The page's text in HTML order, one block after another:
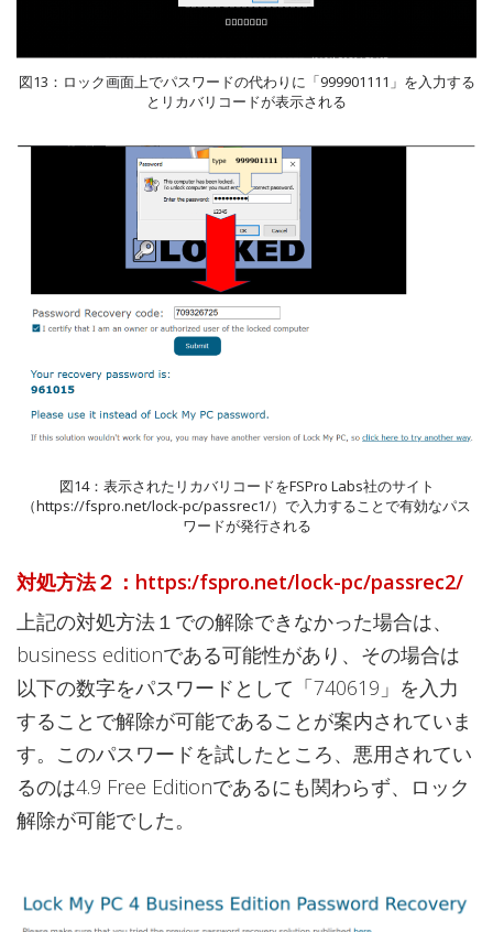
図13：ロック画面上でパスワードの代わりに「999901111」を入力する
とリカバリコードが表示される
図14：表示されたリカバリコードをFSPro Labs社のサイト
（https://fspro.net/lock-pc/passrec1/）で入力することで有効なパス
ワードが発行される
対処方法２：https:/fspro.net/lock-pc/passrec2/
上記の対処方法１での解除できなかった場合は、
business editionである可能性があり、その場合は
以下の数字をパスワードとして「740619」を入力
することで解除が可能であることが案内されていま
す。このパスワードを試したところ、悪用されてい
るのは4.9 Free Editionであるにも関わらず、ロック
解除が可能でした。